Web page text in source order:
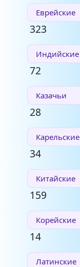
Еврейские
323
Индийские
72
Казачьи
28
Карельские
34
Китайские
159
Корейские
14
Латинские